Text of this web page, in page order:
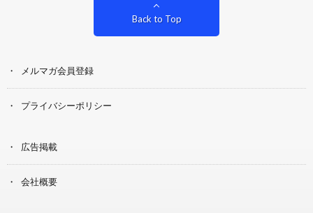
Back to Top
メルマガ会員登録
プライバシーポリシー
広告掲載
会社概要